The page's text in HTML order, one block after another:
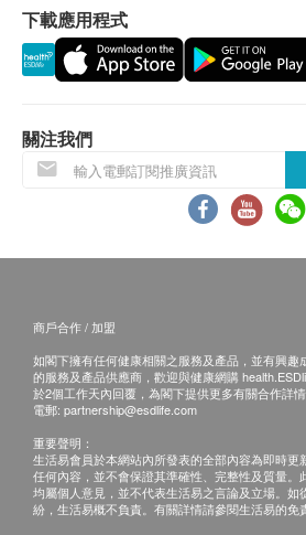
梅毒血清試驗
HK$90.0
腎功能檢查組合
HK$350.0
運動心電圖
靜態心電圖
HK$610.0
致敏原詳細篩查（食物過敏）
HK$ 2,070.0
致敏原詳細篩查（環境過敏）
HK$ 2,070.0
下載應用程式
關注我們
商戶合作 / 加盟
如閣下擁有任何健康相關之服務及產品，並有興趣
的服務及產品供應商，歡迎與健康網購
於2個工作天內回覆，為閣下提供更多有關合作詳情
電郵: partnership@esdlife.com
重要聲明：
生活易會員於本網站內所發表的全部內容為即時更
任何內容，並不會保證其準確性、完整性及質量。
均屬個人意見，並不代表生活易之言論及立場。如
紛，生活易概不負責。有關詳情請參閱生活易的免